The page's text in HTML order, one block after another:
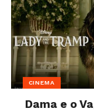
CINEMA
Dama e o